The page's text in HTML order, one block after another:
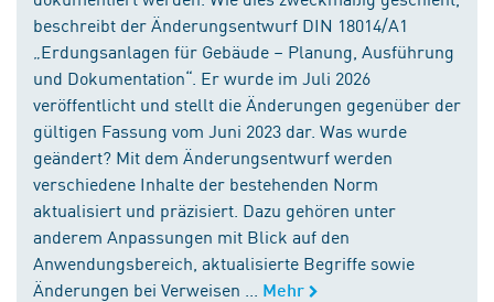
beschreibt der Änderungsentwurf DIN 18014/A1
„Erdungsanlagen für Gebäude – Planung, Ausführung
und Dokumentation“. Er wurde im Juli 2026
veröffentlicht und stellt die Änderungen gegenüber der
gültigen Fassung vom Juni 2023 dar. Was wurde
geändert? Mit dem Änderungsentwurf werden
verschiedene Inhalte der bestehenden Norm
aktualisiert und präzisiert. Dazu gehören unter
anderem Anpassungen mit Blick auf den
Anwendungsbereich, aktualisierte Begriffe sowie
Änderungen bei Verweisen ...
Mehr